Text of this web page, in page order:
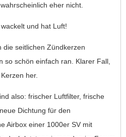
eher nicht.
und hat Luft!
die seitlichen Zündkerzen
so schön einfach ran. Klarer Fall,
her.
also: frischer Luftfilter, frische
Dichtung für den
Airbox einer 1000er SV mit